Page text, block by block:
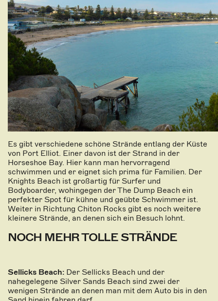
Es gibt verschiedene schöne Strände entlang der Küste
von Port Elliot. Einer davon ist der Strand in der
Horseshoe Bay. Hier kann man hervorragend
schwimmen und er eignet sich prima für Familien. Der
Knights Beach ist großartig für Surfer und
Bodyboarder, wohingegen der The Dump Beach ein
perfekter Spot für kühne und geübte Schwimmer ist.
Weiter in Richtung Chiton Rocks gibt es noch weitere
kleinere Strände, an denen sich ein Besuch lohnt.
NOCH MEHR TOLLE STRÄNDE
Sellicks Beach: Der Sellicks Beach und der
nahegelegene Silver Sands Beach sind zwei der
wenigen Strände an denen man mit dem Auto bis in den